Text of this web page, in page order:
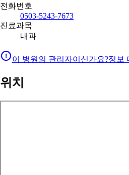
전화번호
0503-5243-7673
진료과목
내과
이 병원의 관리자이신가요?정보
위치